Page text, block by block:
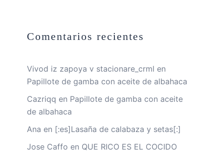
Comentarios recientes
Vivod iz zapoya v stacionare_crml en
Papillote de gamba con aceite de albahaca
Cazriqq en Papillote de gamba con aceite
de albahaca
Ana en [:es]Lasaña de calabaza y setas[:]
Jose Caffo en QUE RICO ES EL COCIDO